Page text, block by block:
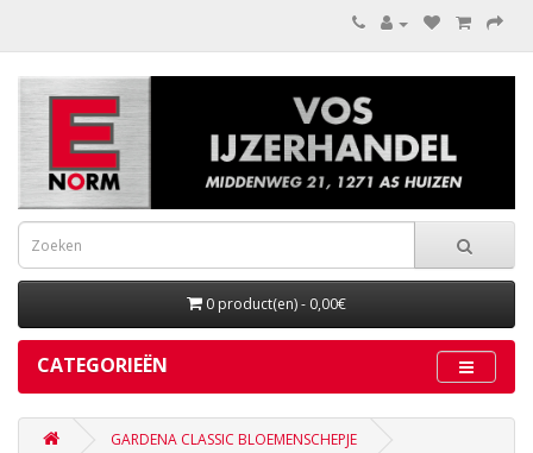
0 product(en) - 0,00€
CATEGORIEËN
GARDENA CLASSIC BLOEMENSCHEPJE